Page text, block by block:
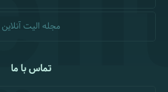
مجله الیت آنلاین
تماس با ما